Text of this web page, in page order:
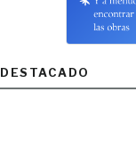
DESTACADO